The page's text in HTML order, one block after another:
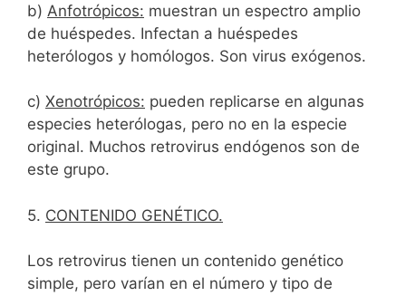
b) Anfotrópicos: muestran un espectro amplio
de huéspedes. Infectan a huéspedes
heterólogos y homólogos. Son virus exógenos.
c) Xenotrópicos: pueden replicarse en algunas
especies heterólogas, pero no en la especie
original. Muchos retrovirus endógenos son de
este grupo.
5. CONTENIDO GENÉTICO.
Los retrovirus tienen un contenido genético
simple, pero varían en el número y tipo de